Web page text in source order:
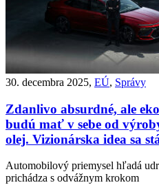
30. decembra 2025, EÚ, Správy
Zdanlivo absurdné, ale
budú mať v sebe od
olej. Vizionárska idea sa
Automobilový priemysel hľadá
prichádza s odvážnym krokom